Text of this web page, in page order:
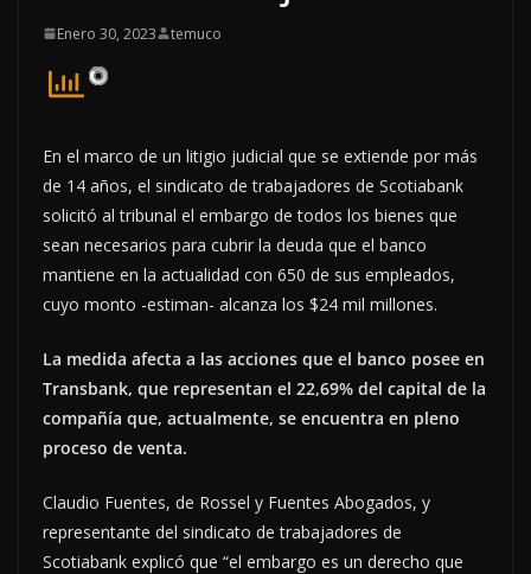
Enero 30, 2023 temuco
En el marco de un litigio judicial que se extiende por más
de 14 años, el sindicato de trabajadores de Scotiabank
solicitó al tribunal el embargo de todos los bienes que
sean necesarios para cubrir la deuda que el banco
mantiene en la actualidad con 650 de sus empleados,
cuyo monto -estiman- alcanza los $24 mil millones.
La medida afecta a las acciones que el banco posee en
Transbank, que representan el 22,69% del capital de la
compañía que, actualmente, se encuentra en pleno
proceso de venta.
Claudio Fuentes, de Rossel y Fuentes Abogados, y
representante del sindicato de trabajadores de
Scotiabank explicó que “el embargo es un derecho que